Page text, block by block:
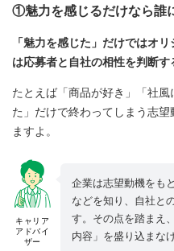
①魅力を感じるだけなら誰
「魅力を感じた」だけではオ
は応募者と自社の相性を判断
たとえば「商品が好き」「社
た」だけで終わってしまう志
ますよ。
キャリア
アドバイ
ザー
企業は志望動機をも
などを知り、自社と
す。その点を踏まえ
内容」を盛り込まな